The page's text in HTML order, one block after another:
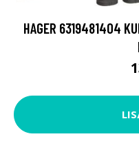
HAGER 6319481404